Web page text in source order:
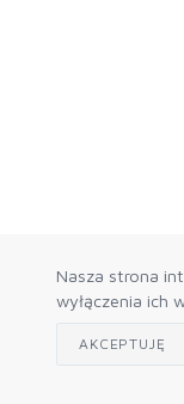
Nasza strona
wyłączenia ich
AKCEPTUJĘ